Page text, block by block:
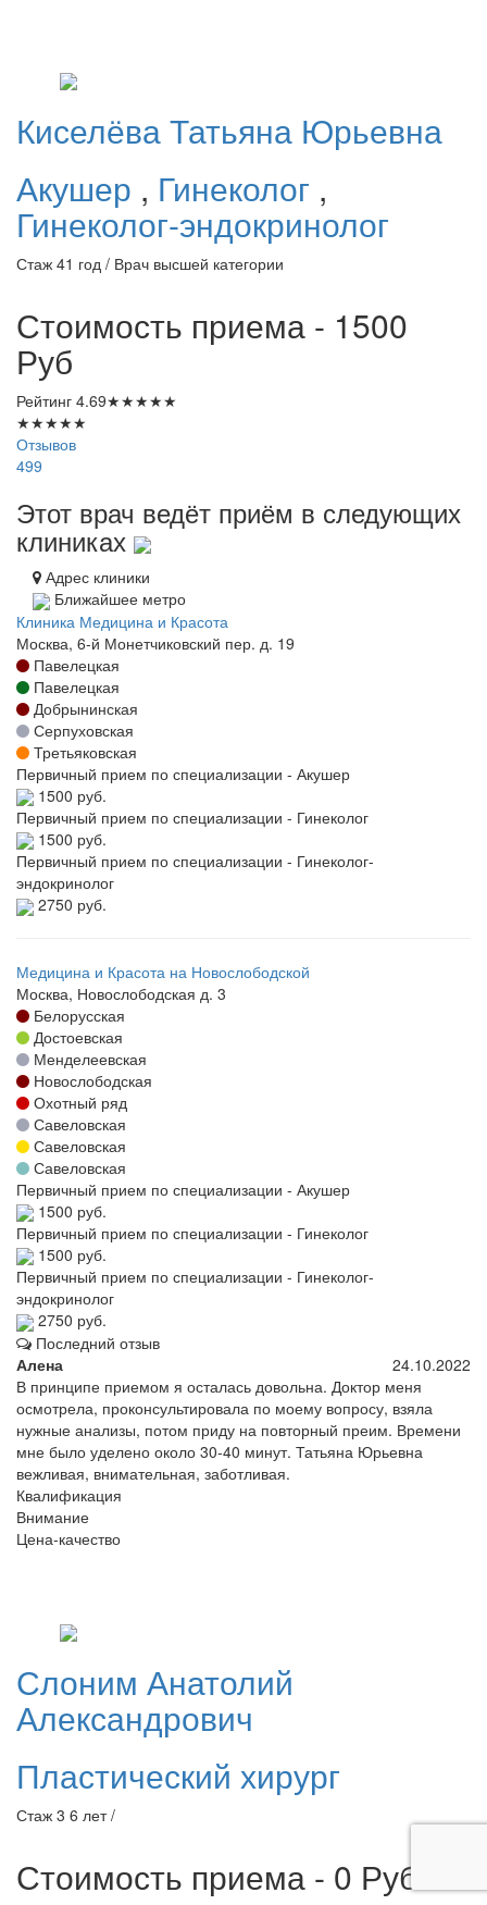
КиселёваТатьяна Юрьевна
Акушер , Гинеколог ,
Гинеколог-эндокринолог
Стаж 41 год / Врач высшей категории
Стоимость приема - 1500
Руб
Рейтинг 4.69★★★★★
★★★★★
Отзывов
499
Этот врач ведёт приём в следующих
клиниках
Адрес клиники
Ближайшее метро
Клиника Медицина и Красота
Москва, 6-й Монетчиковский пер. д. 19
Павелецкая
Павелецкая
Добрынинская
Серпуховская
Третьяковская
Первичный прием по специализации - Акушер
1500 руб.
Первичный прием по специализации - Гинеколог
1500 руб.
Первичный прием по специализации - Гинеколог-
эндокринолог
2750 руб.
Медицина и Красота на Новослободской
Москва, Новослободская д. 3
Белорусская
Достоевская
Менделеевская
Новослободская
Охотный ряд
Савеловская
Савеловская
Савеловская
Первичный прием по специализации - Акушер
1500 руб.
Первичный прием по специализации - Гинеколог
1500 руб.
Первичный прием по специализации - Гинеколог-
эндокринолог
2750 руб.
Последний отзыв
Алена
24.10.2022
В принципе приемом я осталась довольна. Доктор меня
осмотрела, проконсультировала по моему вопросу, взяла
нужные анализы, потом приду на повторный преим. Времени
мне было уделено около 30-40 минут. Татьяна Юрьевна
вежливая, внимательная, заботливая.
Квалификация
Внимание
Цена-качество
Слоним Анатолий
Александрович
Пластический хирург
Стаж 3 6 лет /
Стоимость приема - 0 Руб